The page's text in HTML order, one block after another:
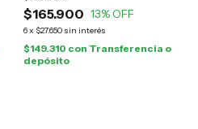
$165.900 13% OFF
6x $27.650 sin interés
$149.310 con Transferencia o
depósito